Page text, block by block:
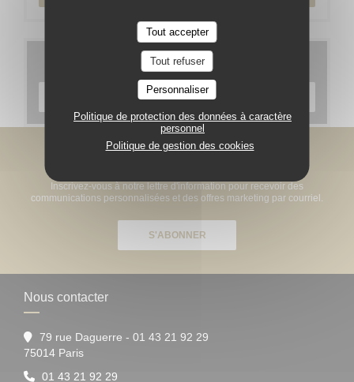
Tout accepter
Tout refuser
Personnaliser
Politique de protection des données à caractère
personnel
Politique de gestion des cookies
Cartes & Menus
DÉCOUVRIR NOTRE CARTE
Inscrivez-vous à notre lettre d'information pour recevoir des
communications personnalisées et des offres marketing par courriel.
S'ABONNER
Nous contacter
79 rue Daguerre - 01 43 21 92 29
75014 Paris((ouvre une nouvelle fenêtre))
01 43 21 92 29